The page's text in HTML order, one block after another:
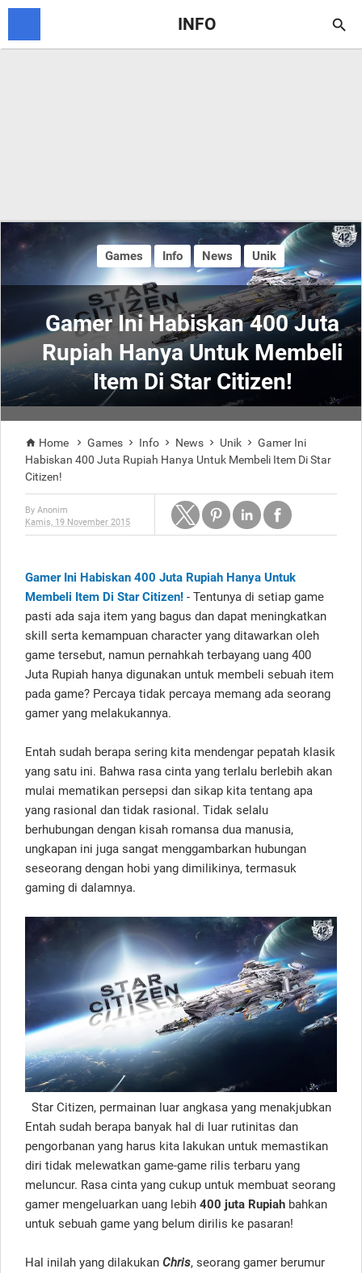
INFO 
Gamer Ini Habiskan 400 Juta
Rupiah Hanya Untuk Membeli
Item Di Star Citizen!
Games Info News Unik
 Home  Games  Info  News  Unik  Gamer Ini
Habiskan 400 Juta Rupiah Hanya Untuk Membeli Item Di Star
Citizen!
By Anonim
Kamis, 19 November 2015
Gamer Ini Habiskan 400 Juta Rupiah Hanya Untuk
Membeli Item Di Star Citizen! - Tentunya di setiap game
pasti ada saja item yang bagus dan dapat meningkatkan
skill serta kemampuan character yang ditawarkan oleh
game tersebut, namun pernahkah terbayang uang 400
Juta Rupiah hanya digunakan untuk membeli sebuah item
pada game? Percaya tidak percaya memang ada seorang
gamer yang melakukannya.
Entah sudah berapa sering kita mendengar pepatah klasik
yang satu ini. Bahwa rasa cinta yang terlalu berlebih akan
mulai mematikan persepsi dan sikap kita tentang apa
yang rasional dan tidak rasional. Tidak selalu
berhubungan dengan kisah romansa dua manusia,
ungkapan ini juga sangat menggambarkan hubungan
seseorang dengan hobi yang dimilikinya, termasuk
gaming di dalamnya.
Star Citizen, permainan luar angkasa yang menakjubkan
Entah sudah berapa banyak hal di luar rutinitas dan
pengorbanan yang harus kita lakukan untuk memastikan
diri tidak melewatkan game-game rilis terbaru yang
meluncur. Rasa cinta yang cukup untuk membuat seorang
gamer mengeluarkan uang lebih 400 juta Rupiah bahkan
untuk sebuah game yang belum dirilis ke pasaran!
Hal inilah yang dilakukan Chris, seorang gamer berumur